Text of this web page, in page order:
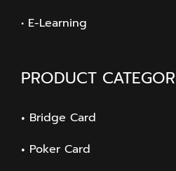
• E-Learning
PRODUCT
Bridge Card
Poker Card